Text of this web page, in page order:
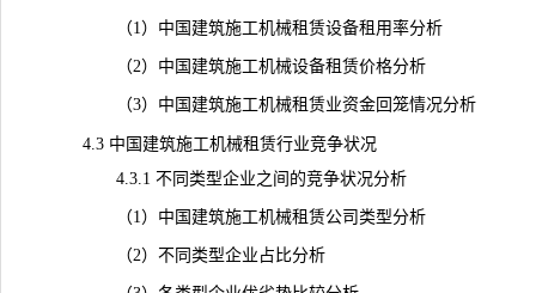
（1）中国建筑施工机械租赁设备租用率分析
（2）中国建筑施工机械设备租赁价格分析
（3）中国建筑施工机械租赁业资金回笼情况分析
4.3 中国建筑施工机械租赁行业竞争状况
4.3.1 不同类型企业之间的竞争状况分析
（1）中国建筑施工机械租赁公司类型分析
（2）不同类型企业占比分析